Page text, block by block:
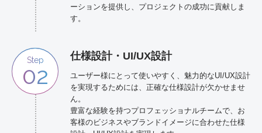
ーションを提供し、プロジェクトの成功に貢献しま
す。
Step
02
仕様設計・UI/UX設計
ユーザー様にとって使いやすく、魅力的なUI/UX設計
を実現するためには、正確な仕様設計が欠かせませ
ん。
豊富な経験を持つプロフェッショナルチームで、お
客様のビジネスやブランドイメージに合わせた仕様